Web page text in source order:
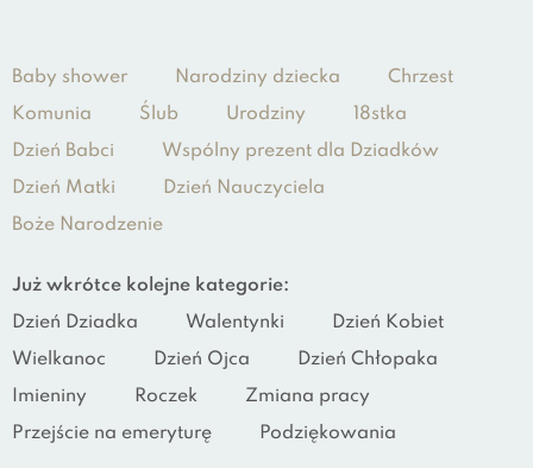
Baby shower Narodziny dziecka
Chrzest
Komunia
Ślub Urodziny
18stka
Dzień Babci
Wspólny prezent dla Dziadków
Dzień Matki
Dzień Nauczyciela
Boże Narodzenie
Już wkrótce kolejne kategorie:
Dzień Dziadka
Walentynki
Dzień Kobiet
Wielkanoc
Dzień Ojca
Dzień Chłopaka
Imieniny
Roczek
Zmiana pracy
Przejście na emeryturę
Podziękowania